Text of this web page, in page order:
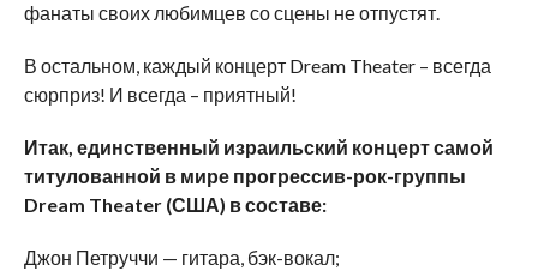
фанаты своих любимцев со сцены не отпустят.
В остальном, каждый концерт Dream Theater – всегда
сюрприз! И всегда – приятный!
Итак, единственный израильский концерт самой
титулованной в мире прогрессив-рок-группы
Dream Theater (США) в составе:
Джон Петруччи — гитара, бэк-вокал;